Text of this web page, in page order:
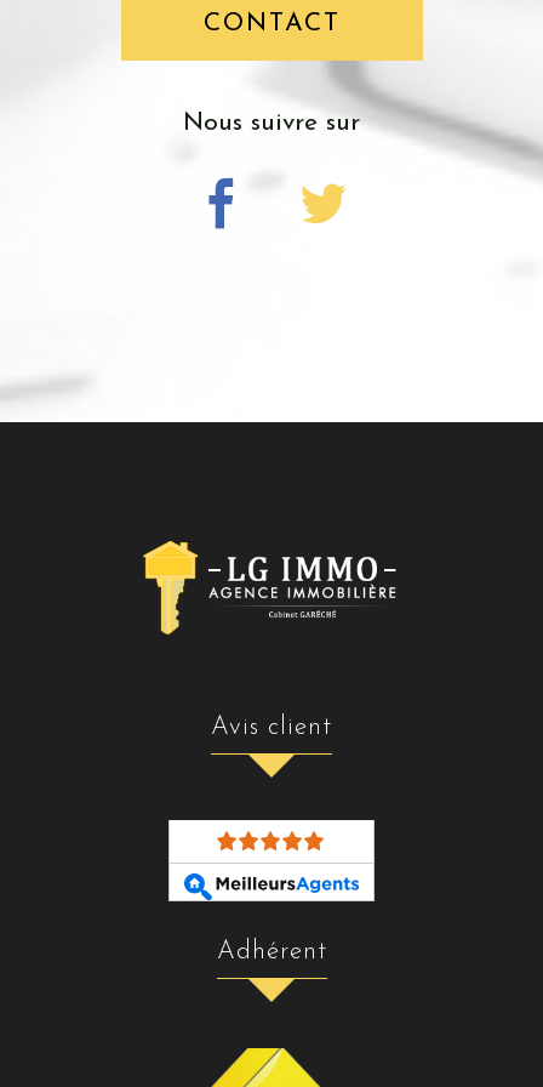
CONTACT
nous suivre sur
avis client
adhérent